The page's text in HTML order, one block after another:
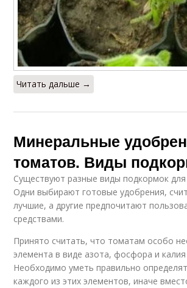
Читать дальше →
Минеральные
томатов. Виды
Существуют разные виды подкормок
Одни выбирают готовые удобрения,
лучшие, а другие предпочитают
средствами.
Принято считать, что томатам особо
элемента в виде азота, фосфора и калия
Необходимо уметь правильно
каждого из этих элементов, иначе